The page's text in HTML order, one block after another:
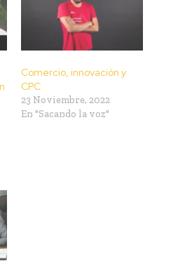
Comercio, innovación y
CPC
23 Noviembre, 2022
En "Sacando la voz"